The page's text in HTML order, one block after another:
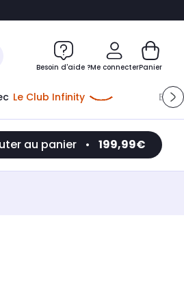
au chatbot
Besoin d'aide ?Me connecterPanier
Le Club Infinity
au panier • 199,99€